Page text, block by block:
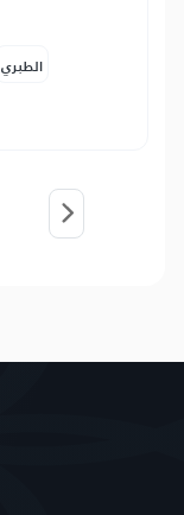
الطبري